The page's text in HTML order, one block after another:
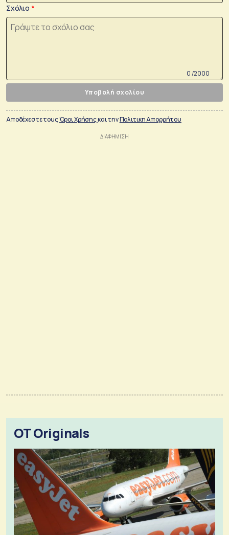
Σχόλιο
0 /2000
Υποβολή σχολίου
Αποδέχεστε τουςΌροι Χρήσηςκαι τηνΠολιτικη Απορρήτου
OT Originals